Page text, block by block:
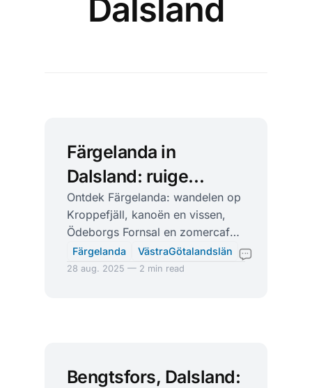
Dalsland
Färgelanda in
Dalsland: ruige
Kroppefjäll en
rotsgravures
Ontdek Färgelanda: wandelen op
Kroppefjäll, kanoën en vissen,
Ödeborgs Fornsal en zomercafés.
Rustige natuur en actieve events
in Dalsland.
Färgelanda VästraGötalandslän
28 aug. 2025 — 2 min read
Bengtsfors, Dalsland: